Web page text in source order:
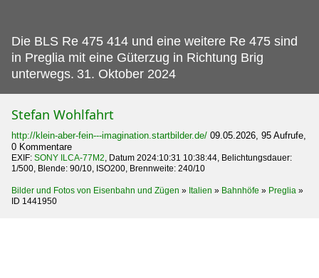
Die BLS Re 475 414 und eine weitere Re 475 sind
in Preglia mit eine Güterzug in Richtung Brig
unterwegs. 31. Oktober 2024
Stefan Wohlfahrt
http://klein-aber-fein---imagination.startbilder.de/ 09.05.2026, 95 Aufrufe,
0 Kommentare
EXIF: SONY ILCA-77M2, Datum 2024:10:31 10:38:44, Belichtungsdauer:
1/500, Blende: 90/10, ISO200, Brennweite: 240/10
Bilder und Fotos von Eisenbahn und Zügen » Italien » Bahnhöfe » Preglia »
ID 1441950